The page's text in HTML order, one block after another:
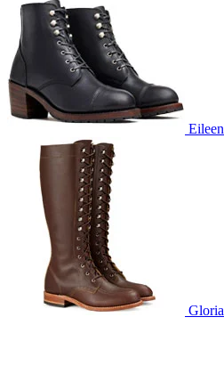
Eileen
Gloria